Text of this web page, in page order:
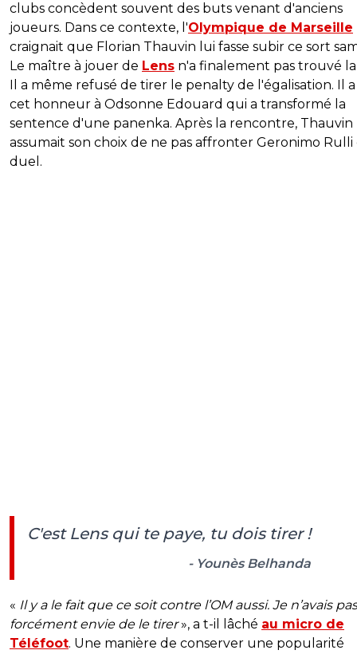
clubs concèdent souvent des buts venant d'anciens
joueurs. Dans ce contexte, l'Olympique de Marseille
craignait que Florian Thauvin lui fasse subir ce sort
Le maître à jouer de Lens n'a finalement pas trouvé
Il a même refusé de tirer le penalty de l'égalisation. Il a
cet honneur à Odsonne Edouard qui a transformé la
sentence d'une panenka. Après la rencontre, Thauvin
assumait son choix de ne pas affronter Geronimo Rulli
duel.
C'est Lens qui te paye, tu dois tirer !
- Younès Belhanda
« Il y a le fait que ce soit contre l’OM aussi. Je n’avais pas
forcément envie de le tirer», a t-il lâché au micro de
Téléfoot. Une manière de conserver une popularité